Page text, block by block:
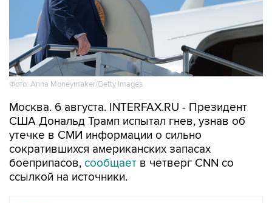
Фото: Anna Moneymaker/Getty Images
Москва. 6 августа. INTERFAX.RU - Президент
США Дональд Трамп испытал гнев, узнав об
утечке в СМИ информации о сильно
сократившихся американских запасах
боеприпасов, сообщает в четверг CNN со
ссылкой на источники.